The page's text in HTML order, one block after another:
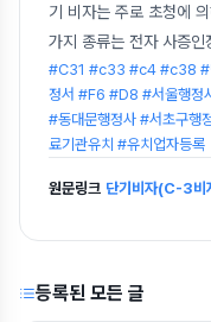
기 비자는 주로 초청에
가지 종류는 전자 사증인
#C31 #c33 #c4 #c38 #
정서 #F6 #D8 #서울행정
#동대문행정사 #서초구행
료기관유치 #유치업자등록
원문링크 단기비자(C-3비
등록된 모든 글